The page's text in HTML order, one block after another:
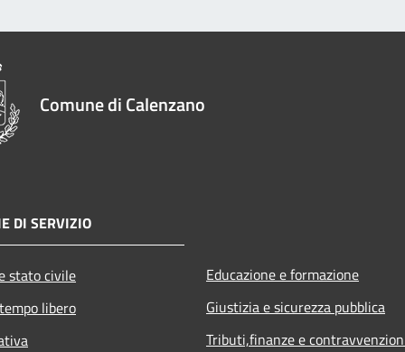
Comune di Calenzano
DI SERVIZIO
stato civile
libero
Educazione e formazione
Giustizia e sicurezza pubblica
Tributi,finanze e